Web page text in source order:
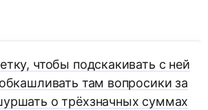
чтобы подскакивать с ней
там вопросики за
о трёхзначных суммах